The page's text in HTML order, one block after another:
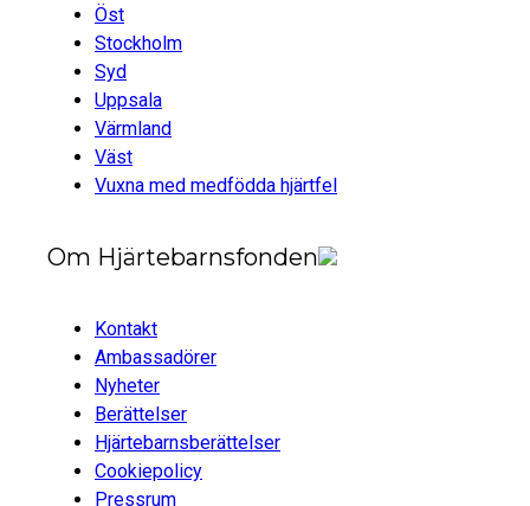
Öst
Stockholm
Syd
Uppsala
Värmland
Väst
Vuxna med medfödda hjärtfel
Om Hjärtebarnsfonden
Kontakt
Ambassadörer
Nyheter
Berättelser
Hjärtebarnsberättelser
Cookiepolicy
Pressrum